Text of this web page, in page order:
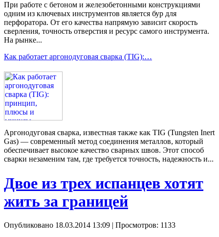
При работе с бетоном и железобетонными конструкциями
одним из ключевых инструментов является бур для
перфоратора. От его качества напрямую зависит скорость
сверления, точность отверстия и ресурс самого инструмента.
На рынке...
Как работает аргонодуговая сварка (TIG):…
Аргонодуговая сварка, известная также как TIG (Tungsten Inert
Gas) — современный метод соединения металлов, который
обеспечивает высокое качество сварных швов. Этот способ
сварки незаменим там, где требуется точность, надежность и...
Двое из трех испанцев хотят
жить за границей
Опубликовано 18.03.2014 13:09 | Просмотров: 1133